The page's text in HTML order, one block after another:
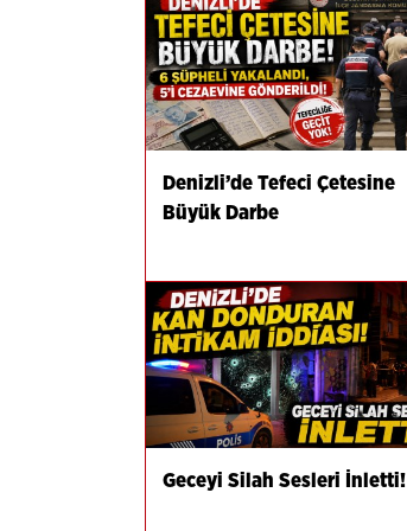
Denizli’de Tefeci Çetesine
Büyük Darbe
Geceyi Silah Sesleri İnletti!